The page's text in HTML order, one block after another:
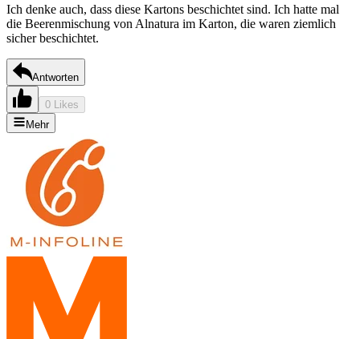
Ich denke auch, dass diese Kartons beschichtet sind. Ich hatte mal
die Beerenmischung von Alnatura im Karton, die waren ziemlich
sicher beschichtet.
Antworten
0 Likes
Mehr